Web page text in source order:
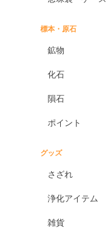
標本・原石
鉱物
化石
隕石
ポイント
グッズ
さざれ
浄化アイテム
雑貨